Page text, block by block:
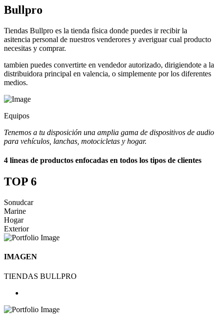
Bullpro
Tiendas Bullpro es la tienda fìsica donde puedes ir recibir la
asitencia personal de nuestros venderores y averiguar cual producto
necesitas y comprar.
tambien puedes convertirte en vendedor autorizado, dirigiendote a la
distribuidora principal en valencia, o simplemente por los diferentes
medios.
Equipos
Tenemos a tu disposición una amplia gama de dispositivos de audio
para vehículos, lanchas, motocicletas y hogar.
4 lineas de productos enfocadas en todos los tipos de clientes
TOP 6
Sonudcar
Marine
Hogar
Exterior
IMAGEN
TIENDAS BULLPRO